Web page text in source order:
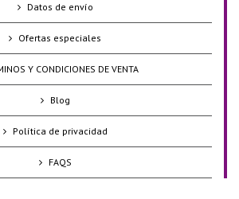
Datos de envío
Ofertas especiales
Y CONDICIONES DE VENTA
Blog
Política de privacidad
FAQS